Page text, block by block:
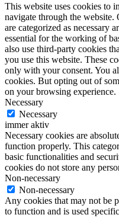
This website uses cookies to
navigate through the website.
are categorized as necessary
essential for the working of
also use third-party cookies
you use this website. These
only with your consent. You
cookies. But opting out of
on your browsing experience.
Necessary
Necessary
immer aktiv
Necessary cookies are
function properly. This
basic functionalities and
cookies do not store any
Non-necessary
Non-necessary
Any cookies that may not be
to function and is used